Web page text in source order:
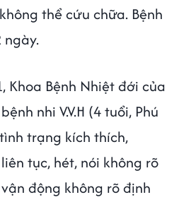
thể cứu chữa. Bệnh
ngày.
Khoa Bệnh Nhiệt đới của
nhi V.V.H (4 tuổi, Phú
trạng kích thích,
tục, hét, nói không rõ
động không rõ định